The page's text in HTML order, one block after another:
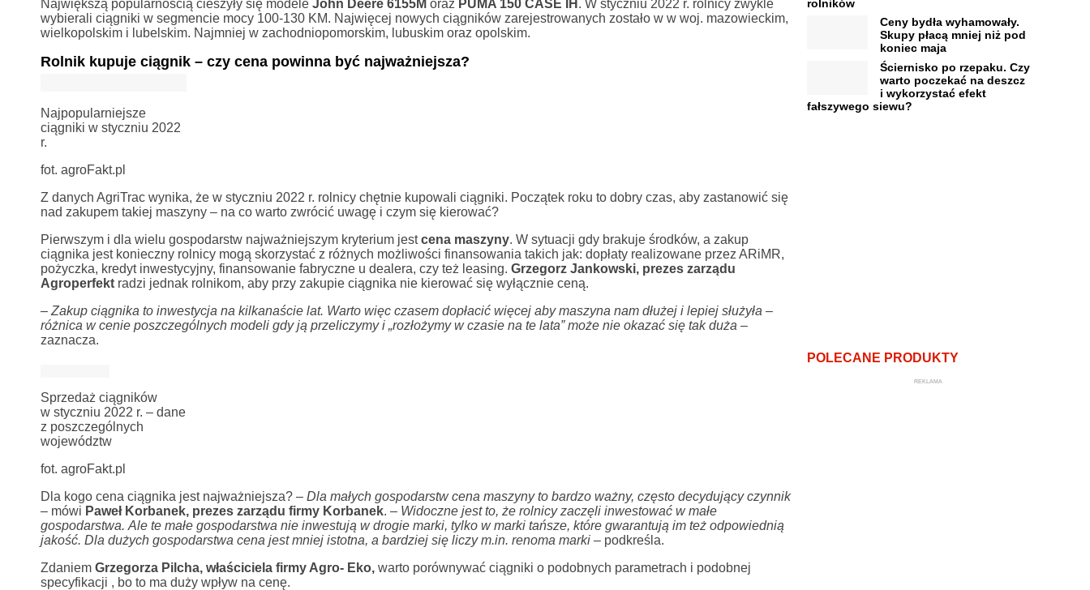
Największą popularnością cieszyły się modele John Deere 6155M oraz PUMA 150 CASE IH . W styczniu 2022 r. rolnicy zwykle
wybierali ciągniki w segmencie mocy 100-130 KM. Najwięcej nowych ciągników zarejestrowanych zostało w w woj. mazowieckim,
wielkopolskim i lubelskim. Najmniej w zachodniopomorskim, lubuskim oraz opolskim.
Rolnik kupuje ciągnik – czy cena powinna być najważniejsza?
Najpopularniejsze
ciągniki w styczniu 2022
r.
fot. agroFakt.pl
Z danych AgriTrac wynika, że w styczniu 2022 r. rolnicy chętnie kupowali ciągniki. Początek roku to dobry czas, aby zastanowić się
nad zakupem takiej maszyny – na co warto zwrócić uwagę i czym się kierować?
Pierwszym i dla wielu gospodarstw najważniejszym kryterium jestcena maszyny. W sytuacji gdy brakuje środków, a zakup
ciągnika jest konieczny rolnicy mogą skorzystać z różnych możliwości finansowania takich jak: dopłaty realizowane przez ARiMR,
pożyczka, kredyt inwestycyjny, finansowanie fabryczne u dealera, czy też leasing. Grzegorz Jankowski, prezes zarządu
Agroperfektradzi jednak rolnikom, aby przy zakupie ciągnika nie kierować się wyłącznie ceną.
– Zakup ciągnika to inwestycja na kilkanaście lat. Warto więc czasem dopłacić więcej aby maszyna nam dłużej i lepiej służyła –
różnica w cenie poszczególnych modeli gdy ją przeliczymy i „rozłożymy w czasie na te lata” może nie okazać się tak duża –
zaznacza.
Sprzedaż ciągników
w styczniu 2022 r. – dane
z poszczególnych
województw
fot. agroFakt.pl
Dla kogo cena ciągnika jest najważniejsza? –Dla małych gospodarstw cena maszyny to bardzo ważny, często decydujący czynnik
– mówi Paweł Korbanek, prezes zarządu firmy Korbanek. – Widoczne jest to, że rolnicy zaczęli inwestować w małe
gospodarstwa. Ale te małe gospodarstwa nie inwestują w drogie marki, tylko w marki tańsze, które gwarantują im też odpowiednią
jakość. Dla dużych gospodarstwa cena jest mniej istotna, a bardziej się liczy m.in. renoma marki– podkreśla.
Zdaniem Grzegorza Pilcha, właściciela firmy Agro- Eko,warto porównywać ciągniki o podobnych parametrach i podobnej
specyfikacji , bo to ma duży wpływ na cenę.
rolników
Ceny bydła wyhamowały.
Skupy płacą mniej niż pod
koniec maja
Ściernisko po rzepaku. Czy
warto poczekać na deszcz
i wykorzystać efekt
fałszywego siewu?
POLECANE PRODUKTY
REKLAMA